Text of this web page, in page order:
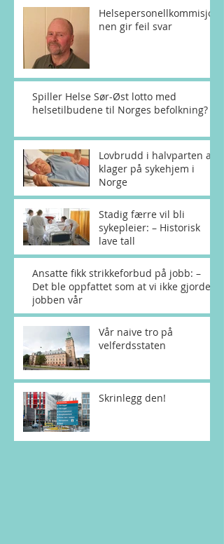
Helsepersonellkommisjo
nen gir feil svar
Spiller Helse Sør-Øst lotto med
helsetilbudene til Norges befolkning?
Lovbrudd i halvparten av
klager på sykehjem i
Norge
Stadig færre vil bli
sykepleier: – Historisk
lave tall
Ansatte fikk strikkeforbud på jobb: –
Det ble oppfattet som at vi ikke gjorde
jobben vår
Vår naive tro på
velferdsstaten
Skrinlegg den!